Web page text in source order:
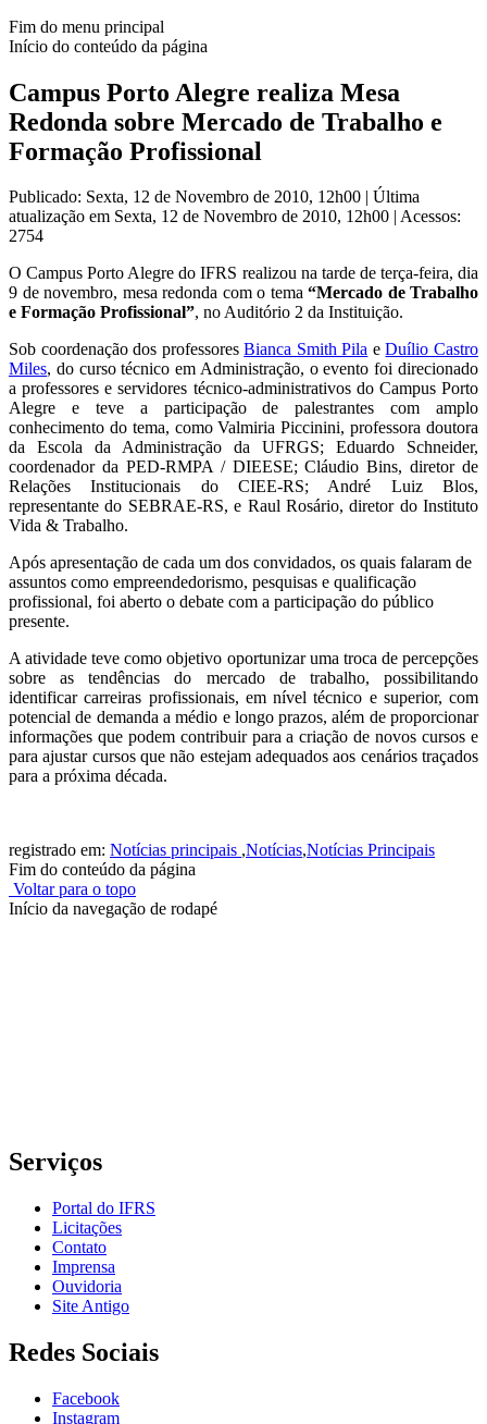
Fim do menu principal
Início do conteúdo da página
Campus Porto Alegre realiza Mesa
Redonda sobre Mercado de Trabalho e
Formação Profissional
Publicado: Sexta, 12 de Novembro de 2010, 12h00 | Última
atualização em Sexta, 12 de Novembro de 2010, 12h00 | Acessos:
2754
O Campus Porto Alegre do IFRS realizou na tarde de terça-feira, dia
9 de novembro, mesa redonda com o tema “Mercado de Trabalho
e Formação Profissional”, no Auditório 2 da Instituição.
Sob coordenação dos professoresBianca Smith Pila eDuílio Castro
Miles, do curso técnico em Administração, o evento foi direcionado
a professores e servidores técnico-administrativos do Campus Porto
Alegre e teve a participação de palestrantes com amplo
conhecimento do tema, como Valmiria Piccinini, professora doutora
da Escola da Administração da UFRGS; Eduardo Schneider,
coordenador da PED-RMPA / DIEESE; Cláudio Bins, diretor de
Relações Institucionais do CIEE-RS; André Luiz Blos,
representante do SEBRAE-RS, e Raul Rosário, diretor do Instituto
Vida & Trabalho.
Após apresentação de cada um dos convidados, os quais falaram de
assuntos como empreendedorismo, pesquisas e qualificação
profissional, foi aberto o debate com a participação do público
presente.
A atividade teve como objetivo oportunizar uma troca de percepções
sobre as tendências do mercado de trabalho, possibilitando
identificar carreiras profissionais, em nível técnico e superior, com
potencial de demanda a médio e longo prazos, além de proporcionar
informações que podem contribuir para a criação de novos cursos e
para ajustar cursos que não estejam adequados aos cenários traçados
para a próxima década.
registrado em: Notícias principais ,Notícias,Notícias Principais
Fim do conteúdo da página
Voltar para o topo
Início da navegação de rodapé
Serviços
Portal do IFRS
Licitações
Contato
Imprensa
Ouvidoria
Site Antigo
Redes Sociais
Facebook
Instagram